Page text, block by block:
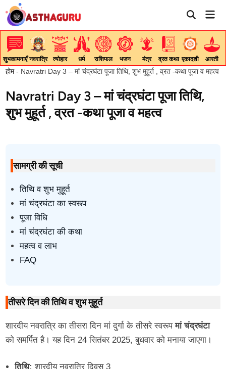
Skip
content
शुभकामनाएँ नवरात्रि त्योहार धर्म राशिफल भजन मंत्र व्रत कथा एकादशी आरती
होम- Navratri Day 3 – मां चंद्रघंटा पूजा तिथि, शुभ मुहूर्त , व्रत -कथा पूजा व महत्व
Navratri Day 3 – मां चंद्रघंटा पूजा तिथि,
शुभ मुहूर्त , व्रत -कथा पूजा व महत्व
सामग्री की सूची
तिथि व शुभ मुहूर्त
मां चंद्रघंटा का स्वरूप
पूजा विधि
मां चंद्रघंटा की कथा
महत्व व लाभ
FAQ
तीसरे दिन की तिथि व शुभ मुहूर्त
शारदीय नवरात्रि का तीसरा दिन मां दुर्गा के तीसरे स्वरूपमां चंद्रघंटा
को समर्पित है। यह दिन 24 सितंबर 2025, बुधवार को मनाया जाएगा।
तिथि: शारदीय नवरात्रि दिवस 3